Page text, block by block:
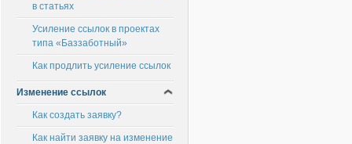
в статьях
Усиление ссылок в проектах
типа «Баззаботный»
Как продлить усиление ссылок
Изменение ссылок
Как создать заявку?
Как найти заявку на изменение